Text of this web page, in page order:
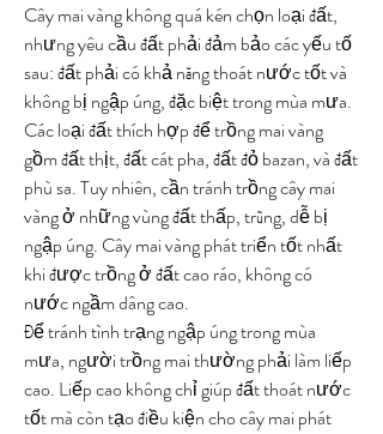
Cây mai vàng không quá kén chọn loại đất,
nhưng yêu cầu đất phải đảm bảo các yếu tố
sau: đất phải có khả năng thoát nước tốt và
không bị ngập úng, đặc biệt trong mùa mưa.
Các loại đất thích hợp để trồng mai vàng
gồm đất thịt, đất cát pha, đất đỏ bazan, và đất
phù sa. Tuy nhiên, cần tránh trồng cây mai
vàng ở những vùng đất thấp, trũng, dễ bị
ngập úng. Cây mai vàng phát triển tốt nhất
khi được trồng ở đất cao ráo, không có
nước ngầm dâng cao.
Để tránh tình trạng ngập úng trong mùa
mưa, người trồng mai thường phải làm liếp
cao. Liếp cao không chỉ giúp đất thoát nước
tốt mà còn tạo điều kiện cho cây mai phát